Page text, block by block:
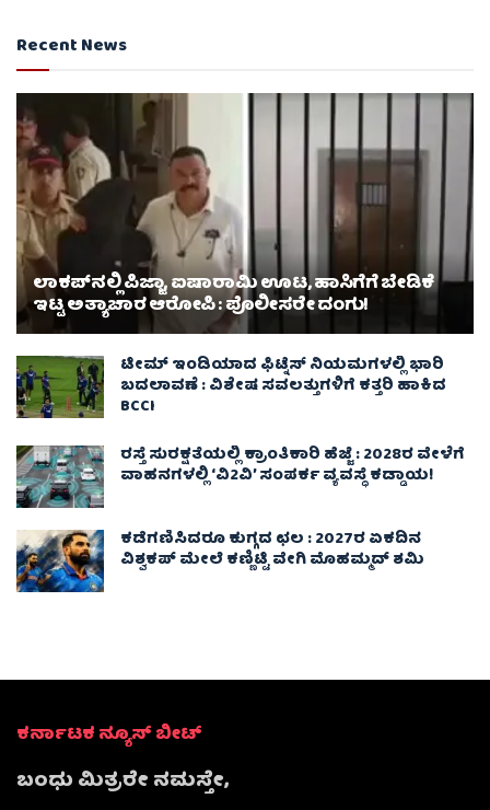
Recent News
ಲಾಕಪ್‌ನಲ್ಲಿ ಪಿಜ್ಜಾ, ಐಷಾರಾಮಿ ಊಟ, ಹಾಸಿಗೆಗೆ ಬೇಡಿಕೆ
ಇಟ್ಟ ಅತ್ಯಾಚಾರ ಆರೋಪಿ : ಪೊಲೀಸರೇ ದಂಗು!
ಟೀಮ್ ಇಂಡಿಯಾದ ಫಿಟ್ನೆಸ್ ನಿಯಮಗಳಲ್ಲಿ ಭಾರಿ
ಬದಲಾವಣೆ : ವಿಶೇಷ ಸವಲತ್ತುಗಳಿಗೆ ಕತ್ತರಿ ಹಾಕಿದ
BCCI
ರಸ್ತೆ ಸುರಕ್ಷತೆಯಲ್ಲಿ ಕ್ರಾಂತಿಕಾರಿ ಹೆಜ್ಜೆ : 2028ರ ವೇಳೆಗೆ
ವಾಹನಗಳಲ್ಲಿ ‘ವಿ2ವಿ’ ಸಂಪರ್ಕ ವ್ಯವಸ್ಥೆ ಕಡ್ಡಾಯ!
ಕಡೆಗಣಿಸಿದರೂ ಕುಗ್ಗದ ಛಲ : 2027ರ ಏಕದಿನ
ವಿಶ್ವಕಪ್‌ ಮೇಲೆ ಕಣ್ಣಿಟ್ಟಿ ವೇಗಿ ಮೊಹಮ್ಮದ್ ಶಮಿ
ಕರ್ನಾಟಕ ನ್ಯೂಸ್ ಬೀಟ್
ಬಂಧು ಮಿತ್ರರೇ ನಮಸ್ತೇ,